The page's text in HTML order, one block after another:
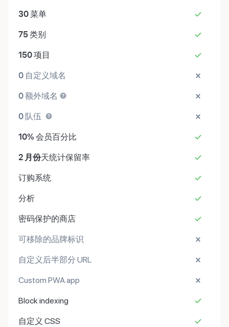
30菜单
75类别
150项目
0 自定义域名
0额外域名
0 队伍
10% 会员百分比
2 月份天统计保留率
订购系统
分析
密码保护的商店
可移除的品牌标识
自定义后半部分 URL
Custom PWA app
Block indexing
自定义 CSS